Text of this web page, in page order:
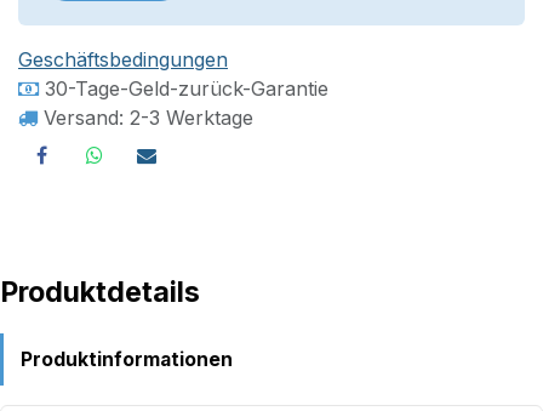
Geschäftsbedingungen
30-Tage-Geld-zurück-Garantie
Versand: 2-3 Werktage
Produktdetails
Produktinformationen